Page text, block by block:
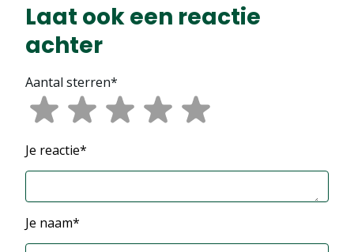
Laat ook een reactie
achter
Aantal sterren*
Je reactie*
Je naam*